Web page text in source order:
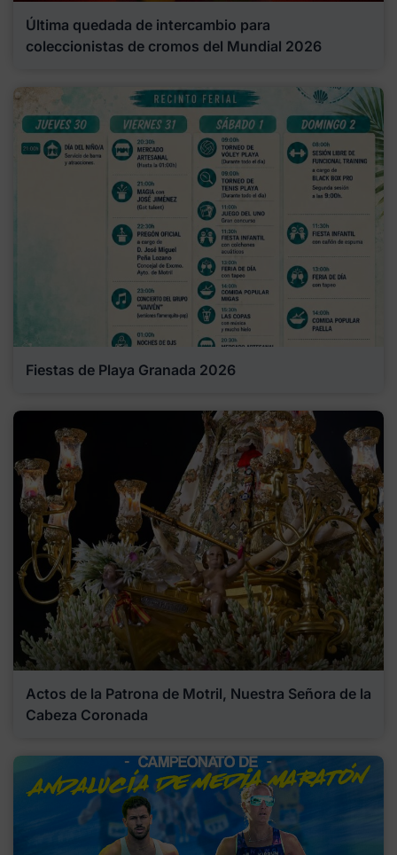
Última quedada de intercambio para
coleccionistas de cromos del Mundial 2026
Fiestas de Playa Granada 2026
Actos de la Patrona de Motril, Nuestra Señora de la
Cabeza Coronada